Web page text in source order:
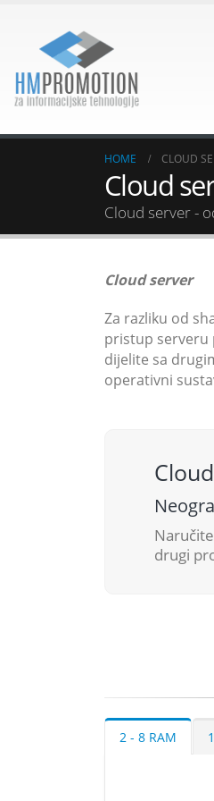
HOME CLOUD
Cloud
Cloud server -
Cloud server
Za razliku od
pristup
dijelite sa
operativni
drugi
2 - 8 RAM